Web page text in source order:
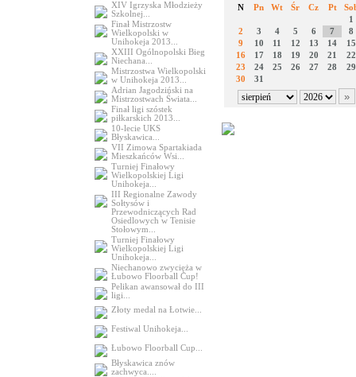
XIV Igrzyska Młodzieży
Szkolnej...
Finał Mistrzostw
Wielkopolski w
Unihokeja 2013...
XXIII Ogólnopolski Bieg
Niechana...
Mistrzostwa Wielkopolski
w Unihokeja 2013...
Adrian Jagodziński na
Mistrzostwach Świata...
Finał ligi szóstek
piłkarskich 2013...
10-lecie UKS
Błyskawica...
VII Zimowa Spartakiada
Mieszkańców Wsi...
Turniej Finałowy
Wielkopolskiej Ligi
Unihokeja...
III Regionalne Zawody
Sołtysów i
Przewodniczących Rad
Osiedlowych w Tenisie
Stołowym...
Turniej Finałowy
Wielkopolskiej Ligi
Unihokeja...
Niechanowo zwycięża w
Łubowo Floorball Cup!
Pelikan awansował do III
ligi...
Złoty medal na Łotwie...
Festiwal Unihokeja...
Łubowo Floorball Cup...
Błyskawica znów
zachwyca....
N Pn Wt Śr Cz Pt
1
2
3 4 5 6 7
8
9
10 11 12 13 14
15
16
17 18 19 20 21
22
23
24 25 26 27 28
29
30
31